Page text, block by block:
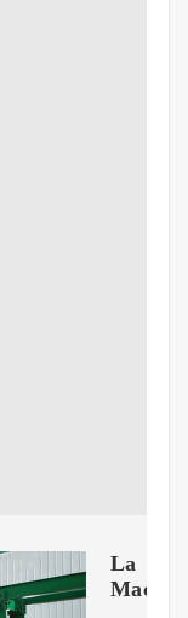
La